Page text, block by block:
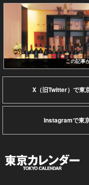
この記事
X（旧Twitter）で東
Instagramで東